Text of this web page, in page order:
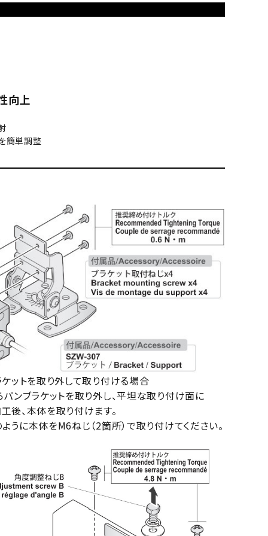
向上
簡単調整
ットを取り外して取り付ける場合
ンブラケットを取り外し、平坦な取り付け面に
、本体を取り付けます。
に本体をM6ねじ（2箇所）で取り付けてください。